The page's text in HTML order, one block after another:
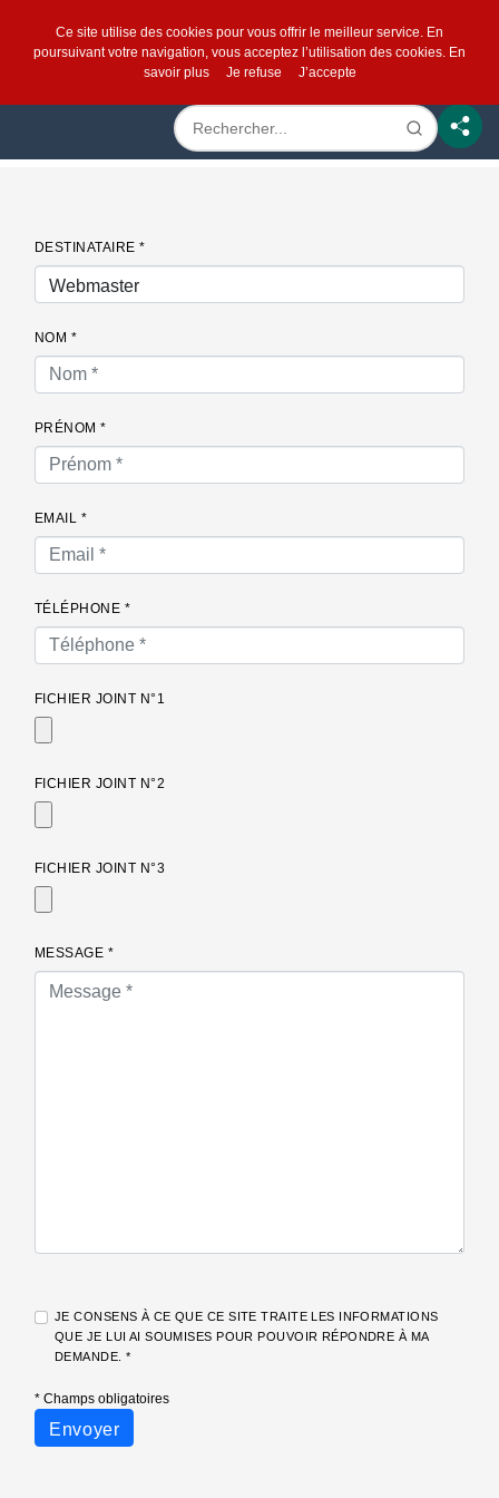
DESTINATAIRE *
NOM *
PRÉNOM *
EMAIL *
TÉLÉPHONE *
FICHIER JOINT N°1
FICHIER JOINT N°2
FICHIER JOINT N°3
MESSAGE *
JE CONSENS À CE QUE CE SITE TRAITE LES INFORMATIONS
QUE JE LUI AI SOUMISES POUR POUVOIR RÉPONDRE À MA
DEMANDE. *
* Champs obligatoires
Envoyer
Ce site utilise des cookies pour vous offrir le meilleur service. En
poursuivant votre navigation, vous acceptez l’utilisation des cookies. En
savoir plus
Je refuse J’accepte